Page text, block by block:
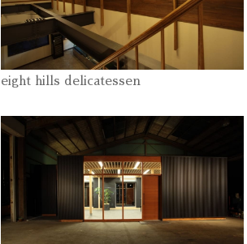
eight hills delicatessen